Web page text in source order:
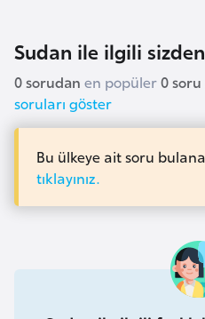
Sudan ile ilgili
0 sorudan en popüler0 soru
soruları göster
Bu ülkeye ait soru
tıklayınız.
B
e
l
ç
k
a